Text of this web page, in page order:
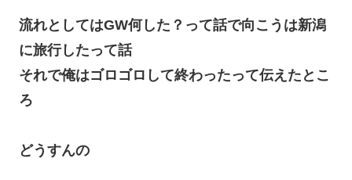
流れとしてはGW何した？って話で向こうは新潟
に旅行したって話
それで俺はゴロゴロして終わったって伝えたとこ
ろ
どうすんの